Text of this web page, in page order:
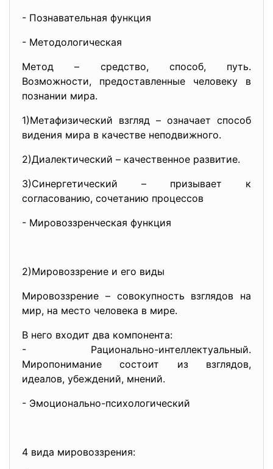
- Познавательная функция
- Методологическая
Метод – средство, способ, путь.
Возможности, предоставленные человеку в
познании мира.
1)Метафизический взгляд – означает способ
видения мира в качестве неподвижного.
2)Диалектический – качественное развитие.
3)Синергетический – призывает к
согласованию, сочетанию процессов
- Мировоззренческая функция
2)Мировоззрение и его виды
Мировоззрение – совокупность взглядов на
мир, на место человека в мире.
В него входит два компонента:
- Рационально-интеллектуальный.
Миропонимание состоит из взглядов,
идеалов, убеждений, мнений.
- Эмоционально-психологический
4 вида мировоззрения: